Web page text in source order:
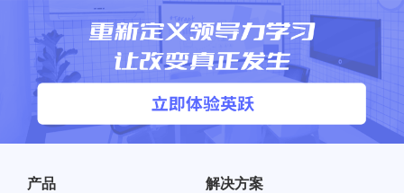
产品 解决方案